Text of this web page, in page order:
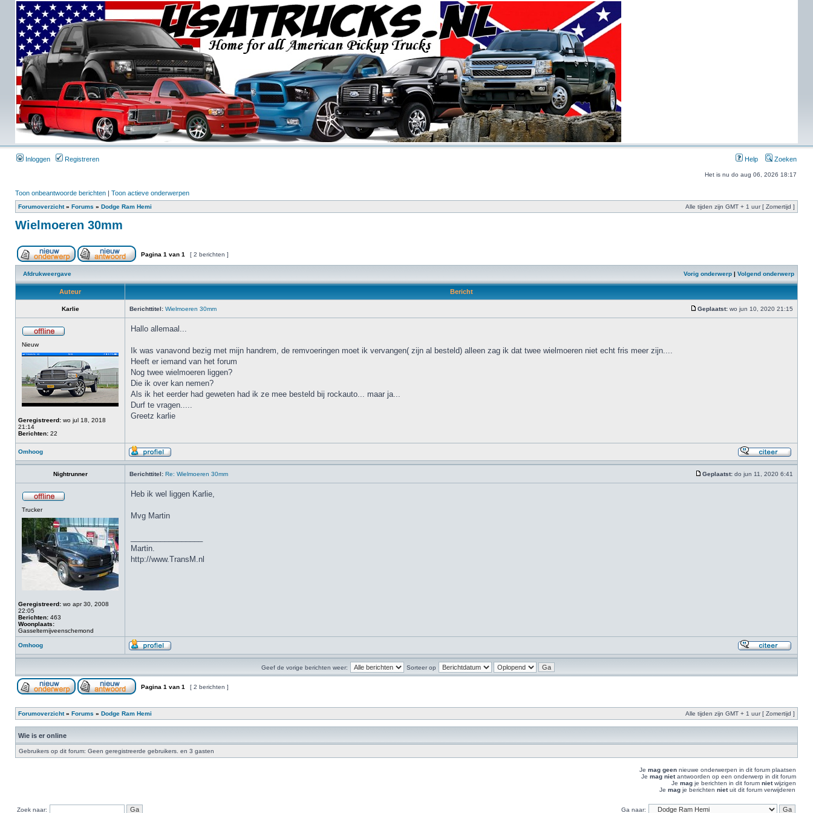
Inloggen Registreren Help Zoeken
Het is nu do aug 06, 2026 18:17
Toon onbeantwoorde berichten | Toon actieve onderwerpen
Forumoverzicht» Forums » Dodge Ram Hemi Alle tijden zijn GMT + 1 uur [ Zomertijd ]
Wielmoeren 30mm
Pagina 1 van 1 [ 2 berichten ]
Afdrukweergave Vorig onderwerp | Volgend onderwerp
Auteur Bericht
Karlie Berichttitel: Wielmoeren 30mm Geplaatst: wo jun 10, 2020 21:15
Nieuw
Geregistreerd: wo jul 18, 2018
21:14
Berichten: 22
Hallo allemaal...
Ik was vanavond bezig met mijn handrem, de remvoeringen moet ik vervangen( zijn al besteld) alleen zag ik dat twee wielmoeren niet echt fris meer zijn....
Heeft er iemand van het forum
Nog twee wielmoeren liggen?
Die ik over kan nemen?
Als ik het eerder had geweten had ik ze mee besteld bij rockauto... maar ja...
Durf te vragen.....
Greetz karlie
Omhoog
Nightrunner Berichttitel: Re: Wielmoeren 30mm Geplaatst: do jun 11, 2020 6:41
Trucker
Geregistreerd: wo apr 30, 2008
22:05
Berichten: 463
Woonplaats:
Gasselternijveenschemond
Heb ik wel liggen Karlie,
Mvg Martin
Martin.
http://www.TransM.nl
Omhoog
Geef de vorige berichten weer: Sorteer op
Pagina 1 van 1 [ 2 berichten ]
Forumoverzicht» Forums » Dodge Ram Hemi Alle tijden zijn GMT + 1 uur [ Zomertijd ]
Wie is er online
Gebruikers op dit forum: Geen geregistreerde gebruikers. en 3 gasten
Je mag geen nieuwe onderwerpen in dit forum plaatsen
Je mag nietantwoorden op een onderwerp in dit forum
Je mag je berichten in dit forum nietwijzigen
Je mag je berichten nietuit dit forum verwijderen
Zoek naar: Ga naar: